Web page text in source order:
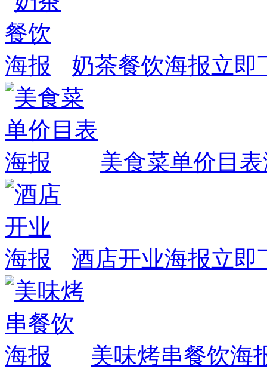
奶茶餐饮海报立即
美食菜单价目
酒店开业海报立即
美味烤串餐饮海